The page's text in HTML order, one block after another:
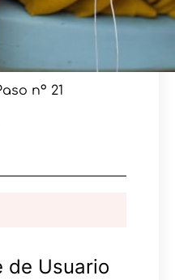
nº 21
de Usuario